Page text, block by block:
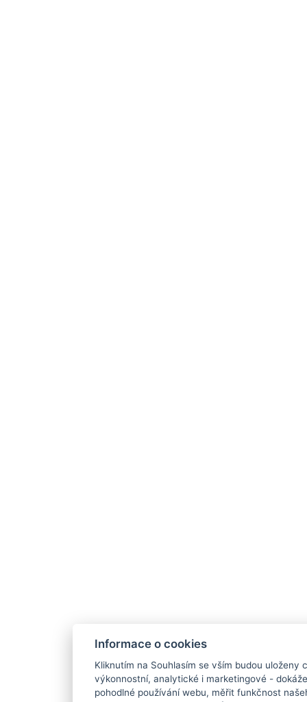
Informace o cookies
Kliknutím na Souhlasím se vším budou uloženy
výkonnostní, analytické i marketingové -
pohodlné používání webu, měřit funkčnost